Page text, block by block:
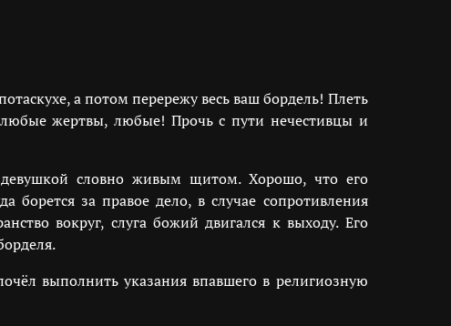
а потом перережу весь ваш бордель! Плеть
жертвы, любые! Прочь с пути нечестивцы и
словно живым щитом. Хорошо, что его
за правое дело, в случае сопротивления
вокруг, слуга божий двигался к выходу. Его
выполнить указания впавшего в религиозную